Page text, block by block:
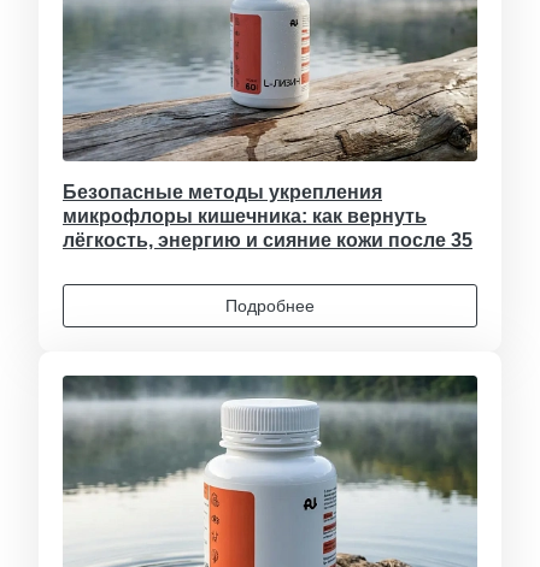
Безопасные методы укрепления
микрофлоры кишечника: как вернуть
лёгкость, энергию и сияние кожи после 35
Подробнее